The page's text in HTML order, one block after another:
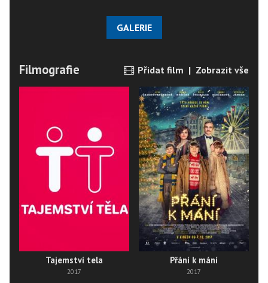
GALERIE
Filmografie Přidat film | Zobrazit vše
Tajemství tela
2017
Přání k mání
2017